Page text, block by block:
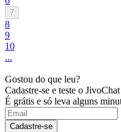
7
8
9
10
...
Gostou do que leu?
Cadastre-se e teste o
É grátis e só leva alguns
Cadastre-se